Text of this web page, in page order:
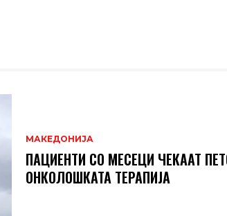
МАКЕДОНИЈА
ПАЦИЕНТИ СО МЕСЕЦИ ЧЕКААТ
ОНКОЛОШКАТА ТЕРАПИЈА